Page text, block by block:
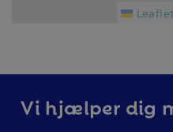
Vi hjælper dig